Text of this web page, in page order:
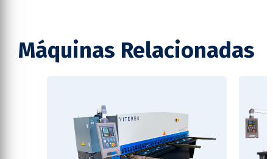
Máquinas Relacionadas